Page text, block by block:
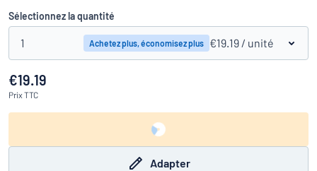
Sélectionnez la quantité
1 Achetez plus, économisez plus €19.19 / unité
€19.19
PrixTTC
Adapter